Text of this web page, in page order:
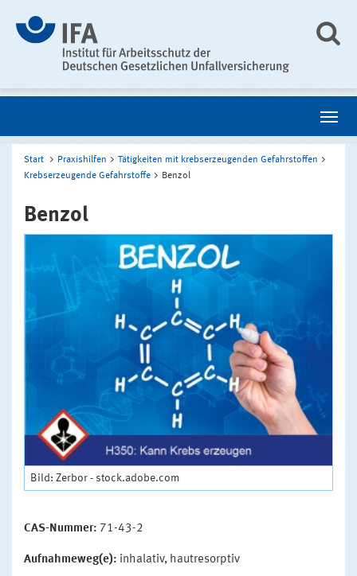
Start Praxishilfen
Tätigkeiten mit krebserzeugenden Gefahrstoffen
Krebserzeugende Gefahrstoffe
Benzol
Benzol
Bild: Zerbor - stock.adobe.com
CAS-Nummer: 71-43-2
Aufnahmeweg(e): inhalativ, hautresorptiv